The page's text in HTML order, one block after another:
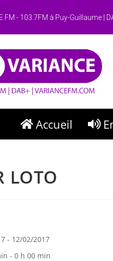
FM - 103.7FM à Puy-Guillaume |
Accueil
LOTO
- 12/02/2017
- 0 h 00 min